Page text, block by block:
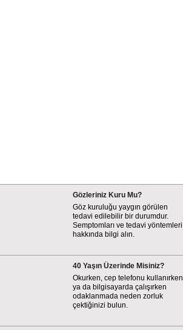
Gözleriniz Kuru Mu?
Göz kuruluğu yaygın görülen
tedavi edilebilir bir durumdur.
Semptomları ve tedavi yöntemleri
hakkında bilgi alın.
40 Yaşın Üzerinde Misiniz?
Okurken, cep telefonu kullanırken
ya da bilgisayarda çalışırken
odaklanmada neden zorluk
çektiğinizi bulun.